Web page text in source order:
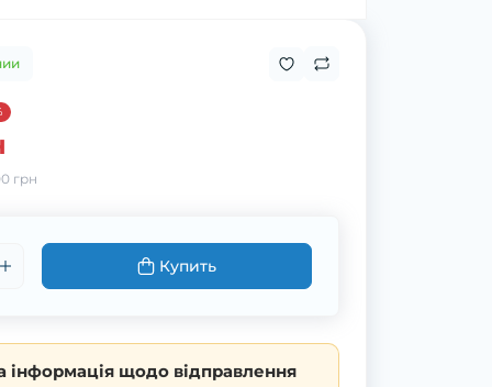
грн
Купить
інформація щодо відправлення